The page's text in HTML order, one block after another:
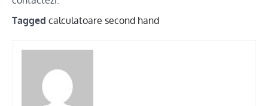
Tagged calculatoare second hand